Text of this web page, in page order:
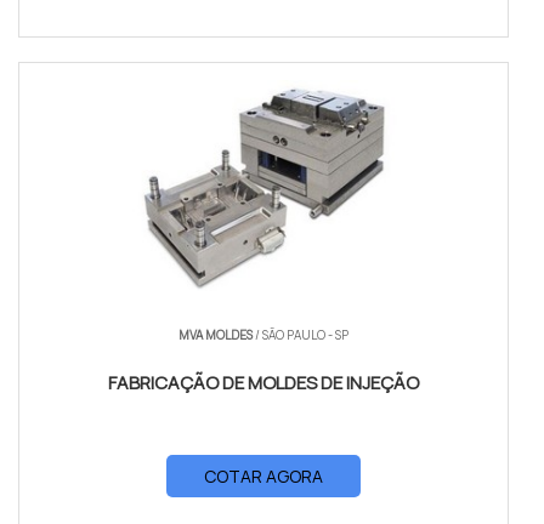
MVA MOLDES/ SÃO PAULO - SP
FABRICAÇÃO DE MOLDES DE INJEÇÃO
COTAR AGORA